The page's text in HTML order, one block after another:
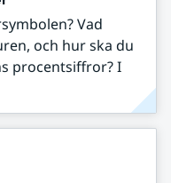
Vad
och hur ska du
procentsiffror? I